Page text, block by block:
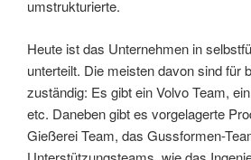
umstrukturierte.
Heute ist das Unternehmen in
unterteilt. Die meisten davon sind für
zuständig: Es gibt ein Volvo Team,
etc. Daneben gibt es vorgelagerte
Gießerei Team, das Gussformen-